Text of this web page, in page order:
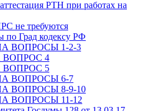
РТН при работах на
не требуются
по Град кодексу РФ
ВОПРОСЫ 1-2-3
ВОПРОС 4
ВОПРОС 5
ВОПРОСЫ 6-7
ВОПРОСЫ 8-9-10
ВОПРОСЫ 11-12